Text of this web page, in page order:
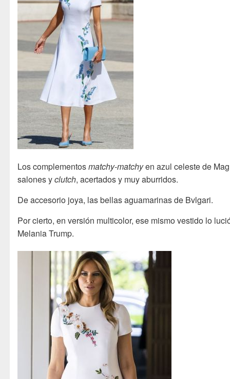
Los complementosmatchy-matchyen azul celeste de
salones yclutch, acertados y muy aburridos.
De accesorio joya, las bellas aguamarinas de Bvlgari.
Por cierto, en versión multicolor, ese mismo vestido lo
Melania Trump.